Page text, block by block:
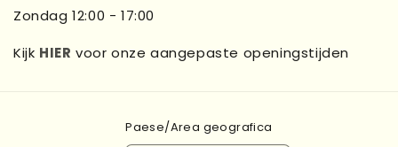
Zondag 12:00 - 17:00
Kijk HIER voor onze aangepaste openingstijden
Paese/Area geografica